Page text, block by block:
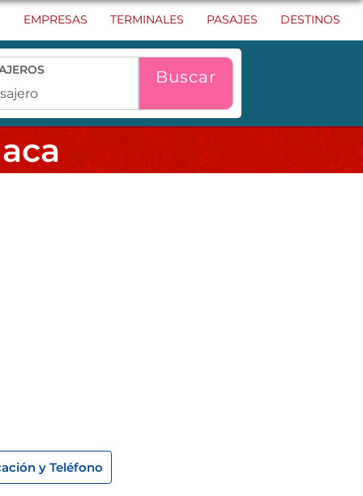
EMPRESAS TERMINALES PASAJES DESTINOS
Buscar
y Teléfono